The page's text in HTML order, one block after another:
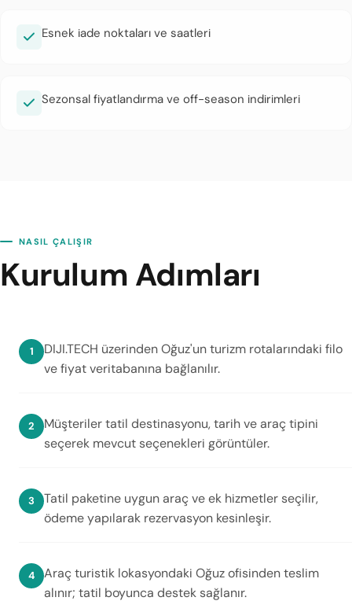
Esnek iade noktaları ve saatleri
Sezonsal fiyatlandırma ve off-season indirimleri
NASIL ÇALIŞIR
Kurulum Adımları
DIJI.TECH üzerinden Oğuz'un turizm rotalarındaki filo
ve fiyat veritabanına bağlanılır.
Müşteriler tatil destinasyonu, tarih ve araç tipini
seçerek mevcut seçenekleri görüntüler.
Tatil paketine uygun araç ve ek hizmetler seçilir,
ödeme yapılarak rezervasyon kesinleşir.
Araç turistik lokasyondaki Oğuz ofisinden teslim
alınır; tatil boyunca destek sağlanır.